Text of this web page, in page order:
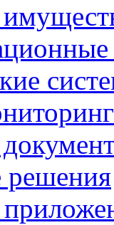
решения